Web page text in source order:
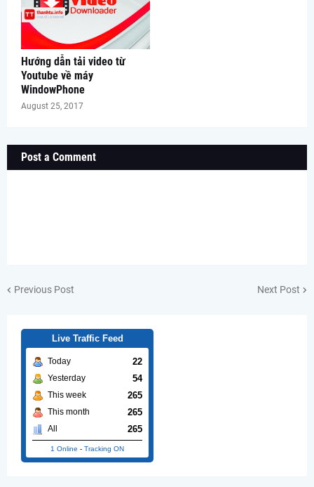
Hướng dẫn tải video từ
Youtube về máy
WindowPhone
August 25, 2017
Post a Comment
Previous Post Next Post
Live Traffic Feed
Today 22
Yesterday 54
This week 265
This month 265
All 265
1 Online - Tracking ON